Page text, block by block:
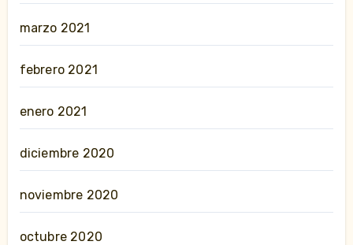
marzo 2021
febrero 2021
enero 2021
diciembre 2020
noviembre 2020
octubre 2020